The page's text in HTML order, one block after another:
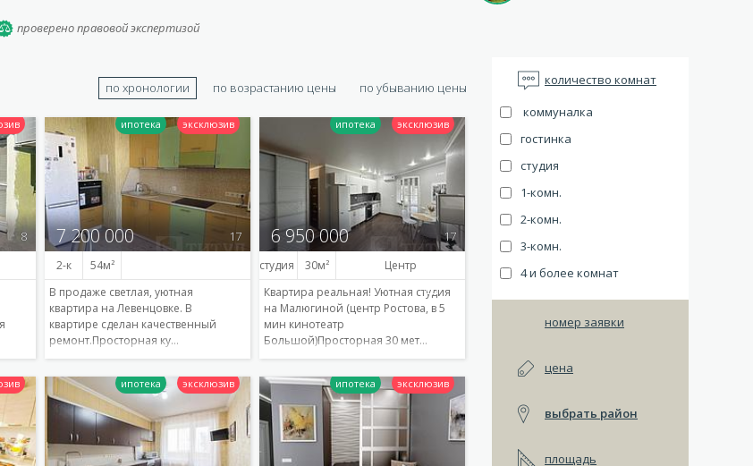
проверено правовой экспертизой
количество комнат
коммуналка
гостинка
студия
1-комн.
2-комн.
3-комн.
4 и более комнат
номер заявки
цена
выбрать район
площадь
по хронологии по возрастанию цены по убыванию цены
8 7 200 000 17
2-к
54
В продаже светлая, уютная
квартира на Левенцовке. В
квартире сделан качественный
ремонт.Просторная ку…
Подробнее
6 950 000 17
студия 30
Центр
Квартира реальная! Уютная студия
на Малюгиной (центр Ростова, в 5
мин кинотеатр
Большой)Просторная 30 мет…
Подробнее